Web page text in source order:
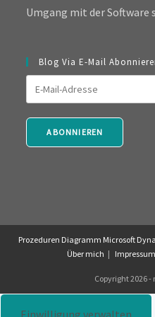
Umgang mit der Software
Blog Via E-Mail
Mail-
Adresse
ABONNIEREN
Prozeduren Diagramm Microsoft
Über mich
Impressum
Copyright 2026